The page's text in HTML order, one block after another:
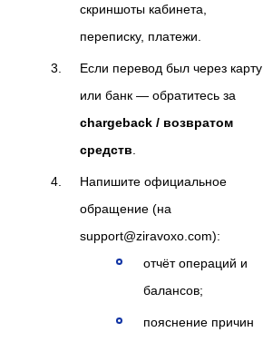
скриншоты кабинета,
переписку, платежи.
Если перевод был через карту
или банк — обратитесь за
chargeback / возвратом
средств.
Напишите официальное
обращение (на
support@ziravoxo.com):
отчёт операций и
балансов;
пояснение причин